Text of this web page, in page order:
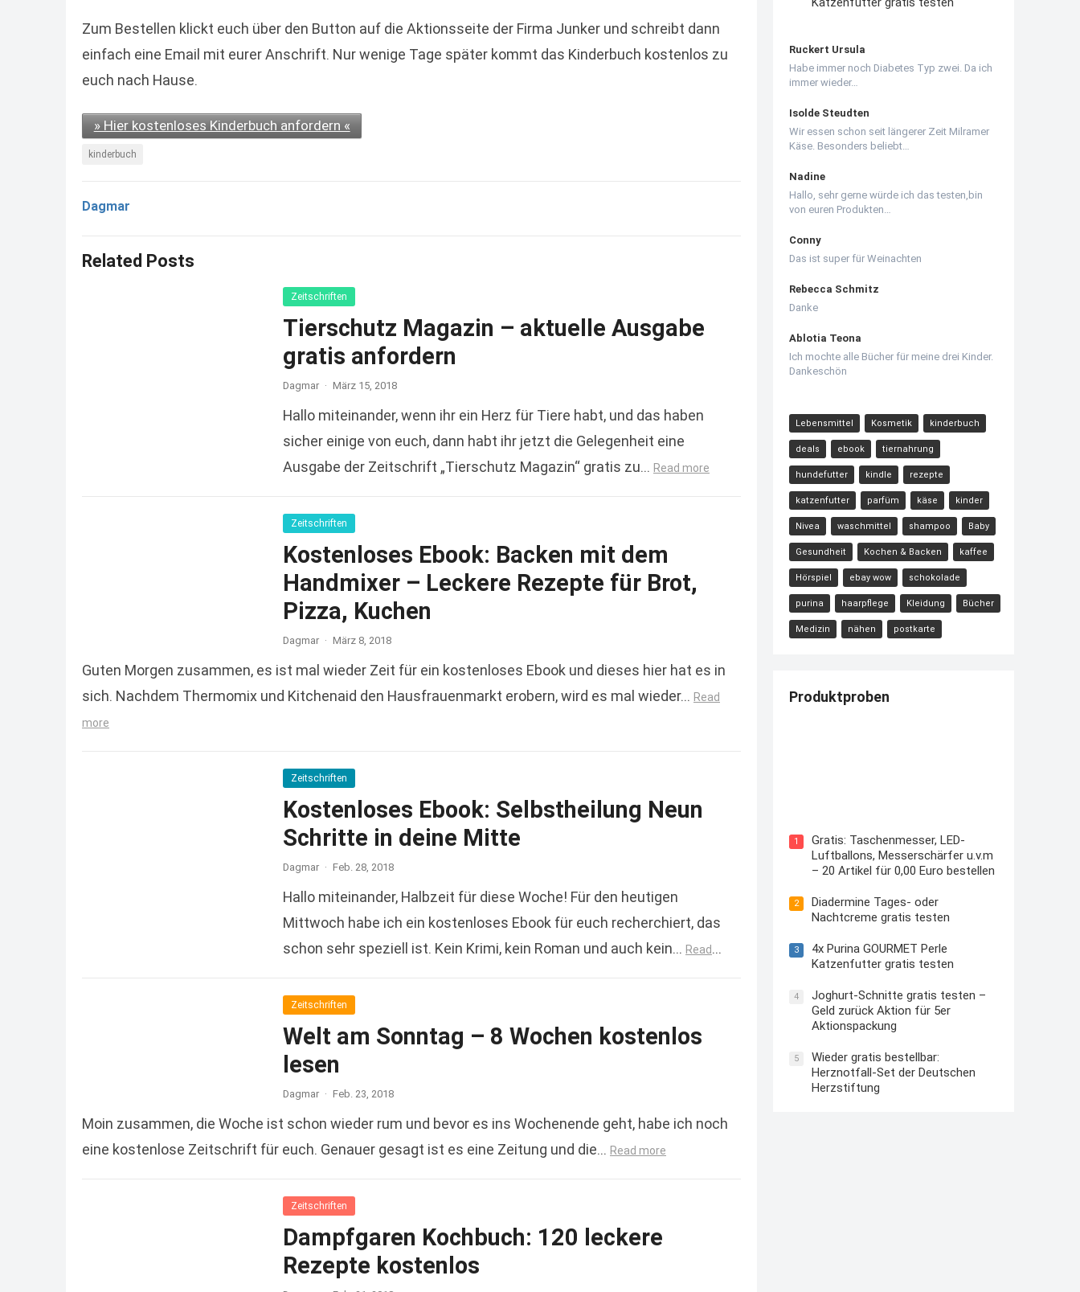
Zum Bestellen klickt euch über den Button auf die Aktionsseite der Firma Junker und schreibt dann
einfach eine Email mit eurer Anschrift. Nur wenige Tage später kommt das Kinderbuch kostenlos zu
euch nach Hause.
» Hier kostenloses Kinderbuch anfordern «
kinderbuch
Dagmar
Related Posts
Zeitschriften
Tierschutz Magazin – aktuelle Ausgabe
gratis anfordern
Dagmar · März 15, 2018
Hallo miteinander, wenn ihr ein Herz für Tiere habt, und das haben
sicher einige von euch, dann habt ihr jetzt die Gelegenheit eine
Ausgabe der Zeitschrift „Tierschutz Magazin“ gratis zu… Read more
Zeitschriften
Kostenloses Ebook: Backen mit dem
Handmixer – Leckere Rezepte für Brot,
Pizza, Kuchen
Dagmar · März 8, 2018
Guten Morgen zusammen, es ist mal wieder Zeit für ein kostenloses Ebook und dieses hier hat es in
sich. Nachdem Thermomix und Kitchenaid den Hausfrauenmarkt erobern, wird es mal wieder… Read
more
Zeitschriften
Kostenloses Ebook: Selbstheilung Neun
Schritte in deine Mitte
Dagmar · Feb. 28, 2018
Hallo miteinander, Halbzeit für diese Woche! Für den heutigen
Mittwoch habe ich ein kostenloses Ebook für euch recherchiert, das
schon sehr speziell ist. Kein Krimi, kein Roman und auch kein… Read
Zeitschriften
Welt am Sonntag – 8 Wochen kostenlos
lesen
Dagmar · Feb. 23, 2018
Moin zusammen, die Woche ist schon wieder rum und bevor es ins Wochenende geht, habe ich noch
eine kostenlose Zeitschrift für euch. Genauer gesagt ist es eine Zeitung und die… Read more
Zeitschriften
Dampfgaren Kochbuch: 120 leckere
Rezepte kostenlos
Ruckert Ursula
Habe immer noch Diabetes Typ zwei. Da ich
immer wieder…
Isolde Steudten
Wir essen schon seit längerer Zeit Milramer
Käse. Besonders beliebt…
Nadine
Hallo, sehr gerne würde ich das testen,bin
von euren Produkten…
Conny
Das ist super für Weinachten
Rebecca Schmitz
Danke
Ablotia Teona
Ich mochte alle Bücher für meine drei Kinder.
Dankeschön
Lebensmittel Kosmetik kinderbuch
deals ebook tiernahrung
hundefutter kindle rezepte
katzenfutter parfüm käse kinder
Nivea waschmittel shampoo Baby
Gesundheit Kochen & Backen kaffee
Hörspiel ebay wow schokolade
purina haarpflege Kleidung Bücher
Medizin nähen postkarte
Produktproben
1
Gratis: Taschenmesser, LED-
Luftballons, Messerschärfer u.v.m
– 20 Artikel für 0,00 Euro bestellen
2
Diadermine Tages- oder
Nachtcreme gratis testen
3
4x Purina GOURMET Perle
Katzenfutter gratis testen
4
Joghurt-Schnitte gratis testen –
Geld zurück Aktion für 5er
Aktionspackung
5
Wieder gratis bestellbar:
Herznotfall-Set der Deutschen
Herzstiftung